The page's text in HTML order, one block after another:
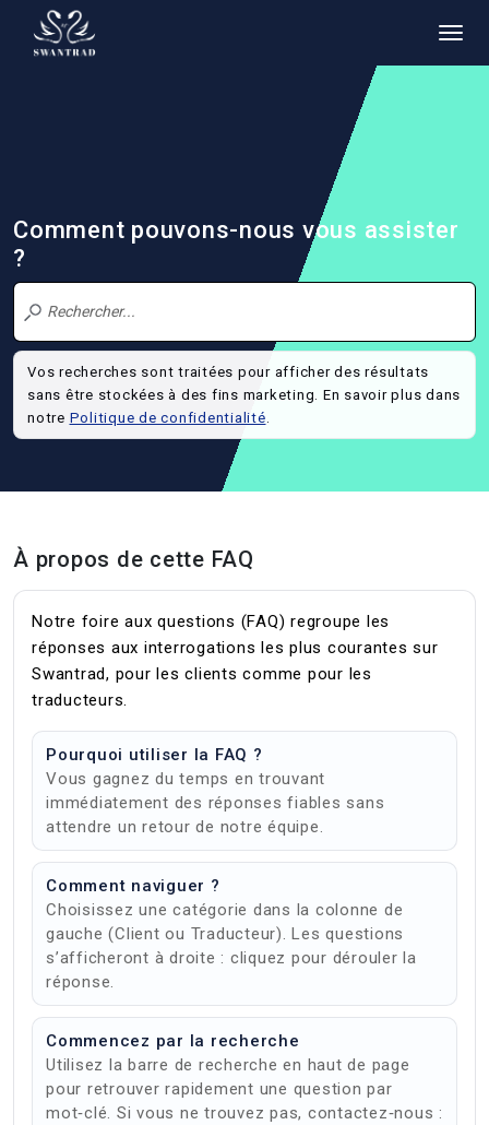
Comment pouvons-nous vous assister
?
Vos recherches sont traitées pour afficher des résultats
sans être stockées à des fins marketing. En savoir plus dans
notre Politique de confidentialité.
À propos de cette FAQ
Notre foire aux questions (FAQ) regroupe les
réponses aux interrogations les plus courantes sur
Swantrad, pour les clients comme pour les
traducteurs.
Pourquoi utiliser la FAQ ?
Vous gagnez du temps en trouvant
immédiatement des réponses fiables sans
attendre un retour de notre équipe.
Comment naviguer ?
Choisissez une catégorie dans la colonne de
gauche (Client ou Traducteur). Les questions
s’afficheront à droite : cliquez pour dérouler la
réponse.
Commencez par la recherche
Utilisez la barre de recherche en haut de page
pour retrouver rapidement une question par
mot‑clé. Si vous ne trouvez pas, contactez‑nous :